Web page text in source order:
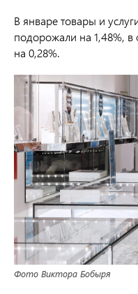
В январе товары и
подорожали на 1,48%,
на 0,28%.
Фото Виктора Бобыря